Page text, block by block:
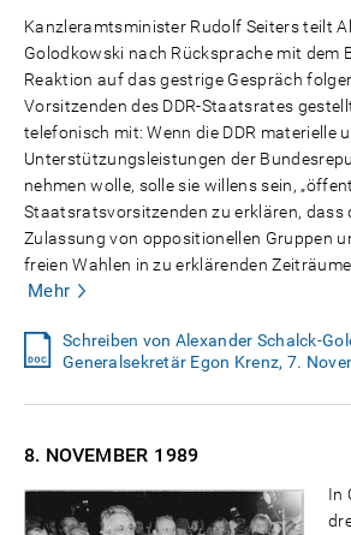
Kanzleramtsminister Rudolf Seiters teilt
Golodkowski nach Rücksprache mit dem
Reaktion auf das gestrige Gespräch
Vorsitzenden des DDR-Staatsrates
telefonisch mit: Wenn die DDR materielle
Unterstützungsleistungen der
nehmen wolle, solle sie willens sein,
Staatsratsvorsitzenden zu erklären, dass
Zulassung von oppositionellen Gruppen
freien Wahlen in zu erklärenden
Mehr
Schreiben von Alexander Schalck-
Generalsekretär Egon Krenz, 7.
8. NOVEMBER 1989
In